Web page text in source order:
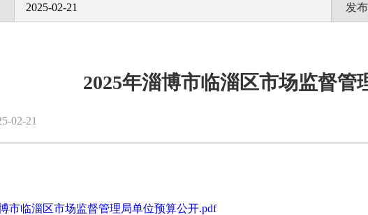
2025-02-21 发
2025年淄博市临淄区市场监督管
02-21
市临淄区市场监督管理局单位预算公开.pdf